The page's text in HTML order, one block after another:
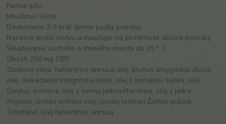
Forma gélu
Množstvo 50 ml
Dávkovanie 2-3 krát denne podľa potreby
Naneste tenkú vrstvu a masírujte na postihnuté oblasti pokožky
Skladovanie suchého a tmavého miesta do 25 ° C
Obsah 250 mg CBD
Zloženie oleja: helianthus annuus olej, prunus amygdalus dulcis
olej, makadamia integrifolia oleja, olej z kanabisu sativa, olej
Corylus avelana, olej z avenu jadrového oleja, olej z jadra
Argania, crotón lechleri ​​olej, crotón lechleri Živitný prášok,
Tokoferol, olej helianthus annuus